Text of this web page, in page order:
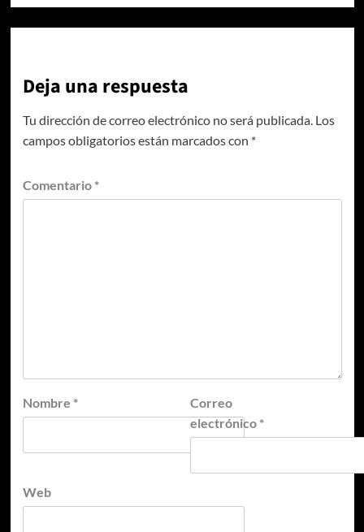
Deja una respuesta
Tu dirección de correo electrónico no será publicada. Los
campos obligatorios están marcados con *
Comentario *
Nombre *
Correo
electrónico *
Web